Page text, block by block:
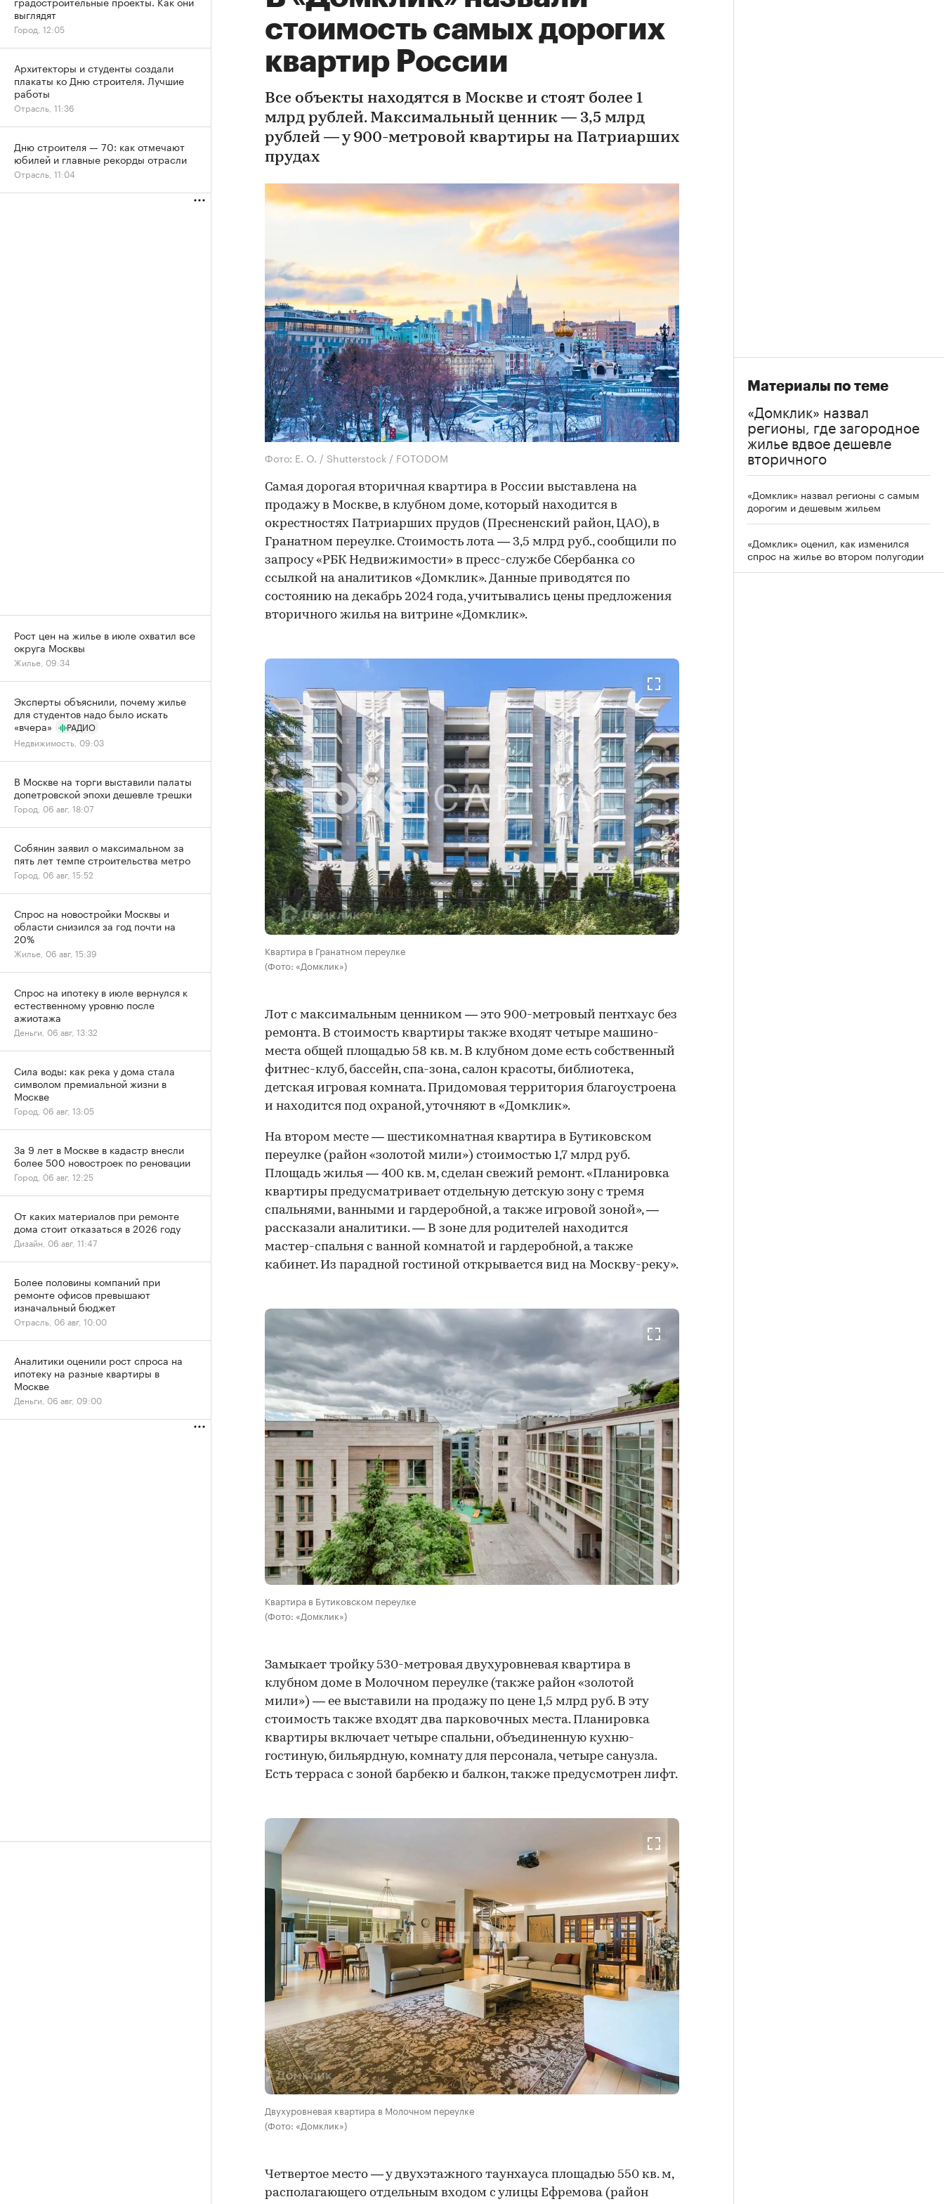
стоимость самых дорогих
квартир России
Все объекты находятся в Москве и стоят более 1
млрд рублей. Максимальный ценник — 3,5 млрд
рублей — у 900-метровой квартиры на Патриарших
прудах
Фото: E. O. / Shutterstock / FOTODOM
Самая дорогая вторичная квартира в России выставлена на
продажу в Москве, в клубном доме, который находится в
окрестностях Патриарших прудов (Пресненский район, ЦАО), в
Гранатном переулке. Стоимость лота — 3,5 млрд руб., сообщили по
запросу «РБК Недвижимости» в пресс-службе Сбербанка со
ссылкой на аналитиков «Домклик». Данные приводятся по
состоянию на декабрь 2024 года, учитывались цены предложения
вторичного жилья на витрине «Домклик».
Квартира в Гранатном переулке
(Фото: «Домклик»)
Лот с максимальным ценником — это 900-метровый пентхаус без
ремонта. В стоимость квартиры также входят четыре машино-
места общей площадью 58 кв. м. В клубном доме есть собственный
фитнес-клуб, бассейн, спа-зона, салон красоты, библиотека,
детская игровая комната. Придомовая территория благоустроена
и находится под охраной, уточняют в «Домклик».
На втором месте — шестикомнатная квартира в Бутиковском
переулке (район «золотой мили») стоимостью 1,7 млрд руб.
Площадь жилья — 400 кв. м, сделан свежий ремонт. «Планировка
квартиры предусматривает отдельную детскую зону с тремя
спальнями, ванными и гардеробной, а также игровой зоной», —
рассказали аналитики. — В зоне для родителей находится
мастер-спальня с ванной комнатой и гардеробной, а также
кабинет. Из парадной гостиной открывается вид на Москву-реку».
Квартира в Бутиковском переулке
(Фото: «Домклик»)
Замыкает тройку 530-метровая двухуровневая квартира в
клубном доме в Молочном переулке (также район «золотой
мили») — ее выставили на продажу по цене 1,5 млрд руб. В эту
стоимость также входят два парковочных места. Планировка
квартиры включает четыре спальни, объединенную кухню-
гостиную, бильярдную, комнату для персонала, четыре санузла.
Есть терраса с зоной барбекю и балкон, также предусмотрен лифт.
Двухуровневая квартира в Молочном переулке
(Фото: «Домклик»)
Четвертое место — у двухэтажного таунхауса площадью 550 кв. м,
располагающего отдельным входом с улицы Ефремова (район
Материалы по теме
«Домклик» назвал
регионы, где загородное
жилье вдвое дешевле
вторичного
«Домклик» назвал регионы с самым
дорогим и дешевым жильем
«Домклик» оценил, как изменился
спрос на жилье во втором полугодии
выглядят
Город, 12:05
Архитекторы и студенты создали
плакаты ко Дню строителя. Лучшие
работы
Отрасль, 11:36
Дню строителя — 70: как отмечают
юбилей и главные рекорды отрасли
Отрасль, 11:04
Рост цен на жилье в июле охватил все
округа Москвы
Жилье, 09:34
Эксперты объяснили, почему жилье
для студентов надо было искать
«вчера»
РАДИО
Недвижимость, 09:03
В Москве на торги выставили палаты
допетровской эпохи дешевле трешки
Город, 06 авг, 18:07
Собянин заявил о максимальном за
пять лет темпе строительства метро
Город, 06 авг, 15:52
Спрос на новостройки Москвы и
области снизился за год почти на
20%
Жилье, 06 авг, 15:39
Спрос на ипотеку в июле вернулся к
естественному уровню после
ажиотажа
Деньги, 06 авг, 13:32
Сила воды: как река у дома стала
символом премиальной жизни в
Москве
Город, 06 авг, 13:05
За 9 лет в Москве в кадастр внесли
более 500 новостроек по реновации
Город, 06 авг, 12:25
От каких материалов при ремонте
дома стоит отказаться в 2026 году
Дизайн, 06 авг, 11:47
Более половины компаний при
ремонте офисов превышают
изначальный бюджет
Отрасль, 06 авг, 10:00
Аналитики оценили рост спроса на
ипотеку на разные квартиры в
Москве
Деньги, 06 авг, 09:00